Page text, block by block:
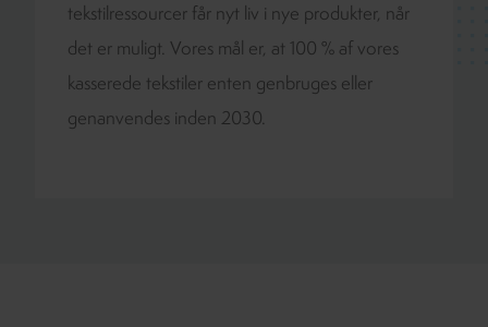
tekstilressourcer får nyt liv i nye produkter, når
det er muligt. Vores mål er, at 100 % af vores
kasserede tekstiler enten genbruges eller
genanvendes inden 2030.